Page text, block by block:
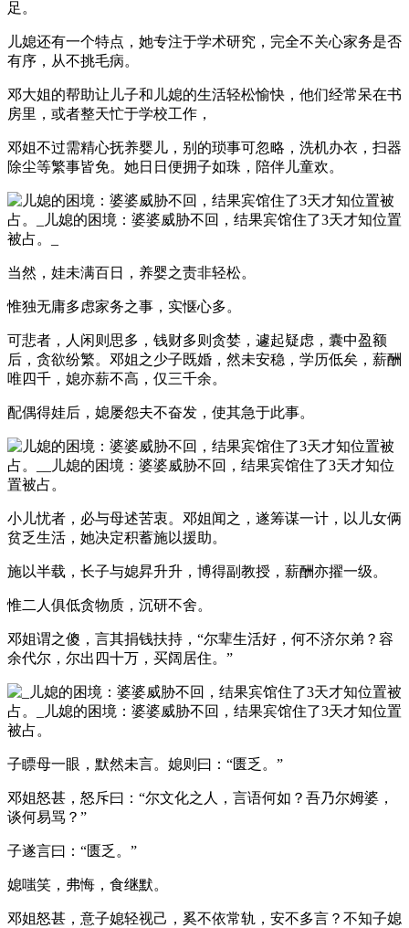
足。
儿媳还有一个特点，她专注于学术研究，完全不关心家务是否
有序，从不挑毛病。
邓大姐的帮助让儿子和儿媳的生活轻松愉快，他们经常呆在书
房里，或者整天忙于学校工作，
邓姐不过需精心抚养婴儿，别的琐事可忽略，洗机办衣，扫器
除尘等繁事皆免。她日日便拥子如珠，陪伴儿童欢。
当然，娃未满百日，养婴之责非轻松。
惟独无庸多虑家务之事，实惬心多。
可悲者，人闲则思多，钱财多则贪婪，遽起疑虑，囊中盈额
后，贪欲纷繁。邓姐之少子既婚，然未安稳，学历低矣，薪酬
唯四千，媳亦薪不高，仅三千余。
配偶得娃后，媳屡怨夫不奋发，使其急于此事。
小儿忧者，必与母述苦衷。邓姐闻之，遂筹谋一计，以儿女俩
贫乏生活，她决定积蓄施以援助。
施以半载，长子与媳昇升升，博得副教授，薪酬亦擢一级。
惟二人俱低贪物质，沉研不舍。
邓姐谓之傻，言其捐钱扶持，“尔辈生活好，何不济尔弟？容
余代尔，尔出四十万，买阔居住。”
子瞟母一眼，默然未言。媳则曰：“匮乏。”
邓姐怒甚，怒斥曰：“尔文化之人，言语何如？吾乃尔姆婆，
谈何易骂？”
子遂言曰：“匮乏。”
媳嗤笑，弗悔，食继默。
邓姐怒甚，意子媳轻视己，奚不依常轨，安不多言？不知子媳